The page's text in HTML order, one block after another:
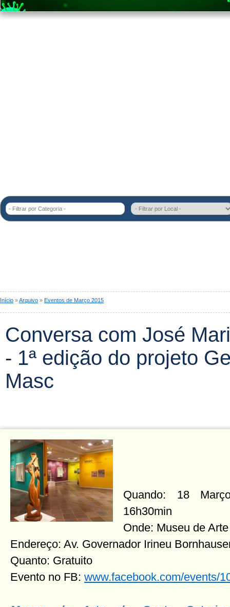
- Filtrar por Categoria -
Início »Arquivo » Eventos de Março 2015
Conversa com José
- 1ª edição do projeto
Masc
Quando: 18
16h30min
Onde: Museu de
Endereço: Av. Governador Irineu
Quanto: Gratuito
Evento no FB: www.facebook.com/events/